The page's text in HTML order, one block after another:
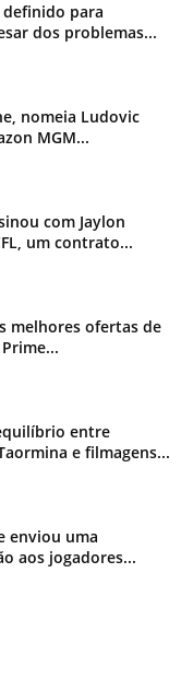
definido para
dos problemas...
nomeia Ludovic
MGM...
com Jaylon
um contrato...
melhores ofertas de
entre
e filmagens...
enviou uma
aos jogadores...